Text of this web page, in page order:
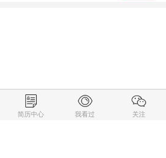
简历中心 我看过 关注